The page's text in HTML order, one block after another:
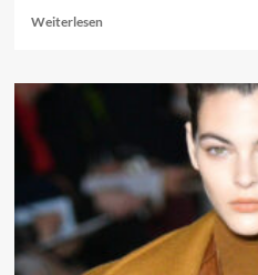
WeiterlesenRead
Das